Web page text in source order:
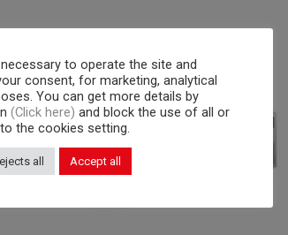
to operate the site and
consent, for marketing, analytical
You can get more details by
(Click here) and block the use of all or
the cookies setting.
all Accept all